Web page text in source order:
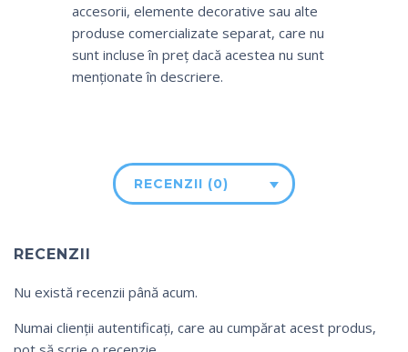
accesorii, elemente decorative sau alte
produse comercializate separat, care nu
sunt incluse în preț dacă acestea nu sunt
menționate în descriere.
RECENZII (0)
RECENZII
Nu există recenzii până acum.
Numai clienții autentificați, care au cumpărat acest produs,